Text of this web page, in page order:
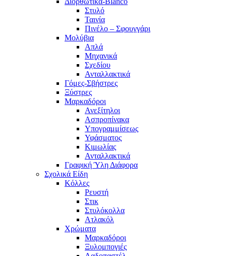
Στυλό
Ταινία
Πινέλο – Σφουγγάρι
Μολύβια
Απλά
Μηχανικά
Σχεδίου
Ανταλλακτικά
Γόμες-Σβήστρες
Ξύστρες
Μαρκαδόροι
Ανεξίτηλοι
Ασπροπίνακα
Υπογραμμίσεως
Υφάσματος
Κιμωλίας
Ανταλλακτικά
Γραφική Ύλη Διάφορα
Σχολικά Είδη
Κόλλες
Ρευστή
Στικ
Στυλόκολλα
Ατλακόλ
Χρώματα
Μαρκαδόροι
Ξυλομπογιές